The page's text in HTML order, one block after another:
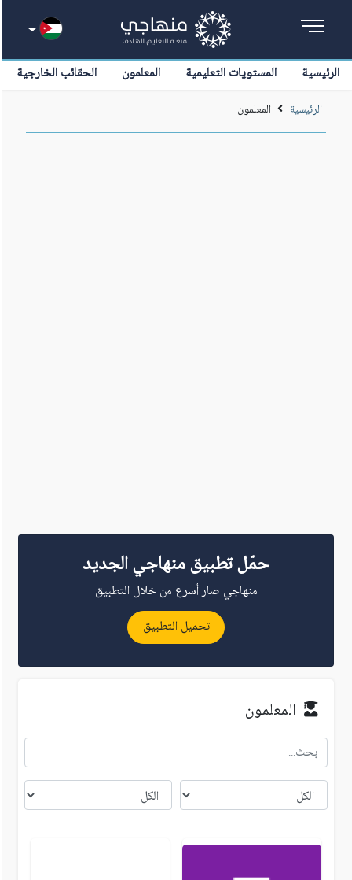
الرئيسية المستويات التعليمية المعلمون الحقائب الخارجية
الرئيسية المعلمون
حمّل تطبيق منهاجي الجديد
منهاجي صار أسرع من خلال التطبيق
تحميل التطبيق
المعلمون